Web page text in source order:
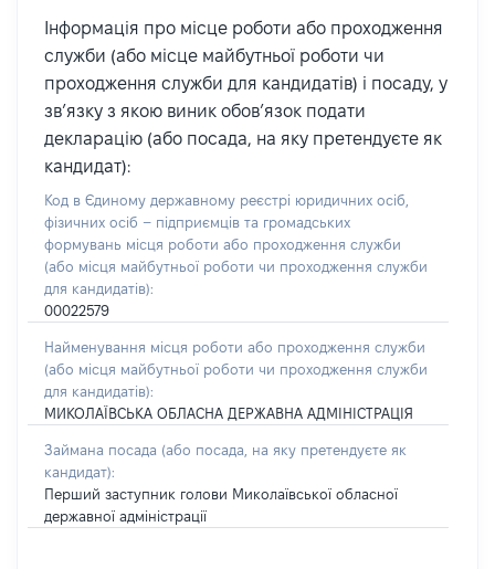
Інформація про місце роботи або проходження
служби (або місце майбутньої роботи чи
проходження служби для кандидатів) і посаду, у
зв’язку з якою виник обов’язок подати
декларацію (або посада, на яку претендуєте як
кандидат):
Код в Єдиному державному реєстрі юридичних осіб,
фізичних осіб – підприємців та громадських
формувань місця роботи або проходження служби
(або місця майбутньої роботи чи проходження служби
для кандидатів):
00022579
Найменування місця роботи або проходження служби
(або місця майбутньої роботи чи проходження служби
для кандидатів):
МИКОЛАЇВСЬКА ОБЛАСНА ДЕРЖАВНА АДМІНІСТРАЦІЯ
Займана посада (або посада, на яку претендуєте як
кандидат):
Перший заступник голови Миколаївської обласної
державної адміністрації